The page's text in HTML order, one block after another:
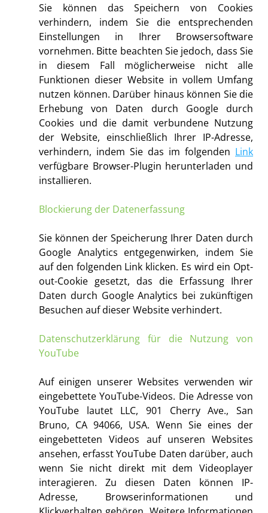
Sie können das Speichern von Cookies
verhindern, indem Sie die entsprechenden
Einstellungen in Ihrer Browsersoftware
vornehmen. Bitte beachten Sie jedoch, dass Sie
in diesem Fall möglicherweise nicht alle
Funktionen dieser Website in vollem Umfang
nutzen können. Darüber hinaus können Sie die
Erhebung von Daten durch Google durch
Cookies und die damit verbundene Nutzung
der Website, einschließlich Ihrer IP-Adresse,
verhindern, indem Sie das im folgenden Link
verfügbare Browser-Plugin herunterladen und
installieren.
Blockierung der Datenerfassung
Sie können der Speicherung Ihrer Daten durch
Google Analytics entgegenwirken, indem Sie
auf den folgenden Link klicken. Es wird ein Opt-
out-Cookie gesetzt, das die Erfassung Ihrer
Daten durch Google Analytics bei zukünftigen
Besuchen auf dieser Website verhindert.
Datenschutzerklärung für die Nutzung von
YouTube
Auf einigen unserer Websites verwenden wir
eingebettete YouTube-Videos. Die Adresse von
YouTube lautet LLC, 901 Cherry Ave., San
Bruno, CA 94066, USA. Wenn Sie eines der
eingebetteten Videos auf unseren Websites
ansehen, erfasst YouTube Daten darüber, auch
wenn Sie nicht direkt mit dem Videoplayer
interagieren. Zu diesen Daten können IP-
Adresse, Browserinformationen und